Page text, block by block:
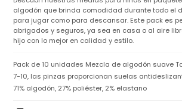
algodón que brinda comodidad durante todo el
para jugar como para descansar. Este pack es
abrigados y seguros, ya sea en casa o al aire
hijo con lo mejor en calidad y estilo.
Pack de 10 unidades Mezcla de algodón suave
7-10, las pinzas proporcionan suelas
71% algodón, 27% poliéster, 2% elastano